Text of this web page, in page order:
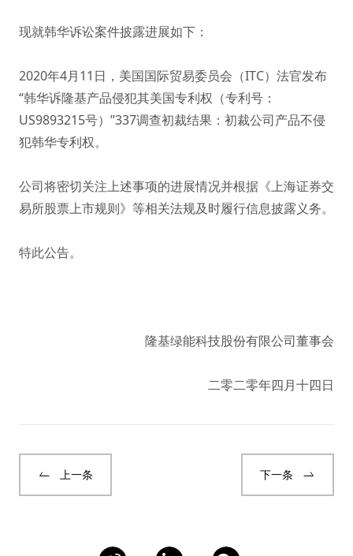
现就韩华诉讼案件披露进展如下：
2020年4月11日，美国国际贸易委员会（ITC）法官发布
“韩华诉隆基产品侵犯其美国专利权（专利号：
US9893215号）”337调查初裁结果：初裁公司产品不侵
犯韩华专利权。
公司将密切关注上述事项的进展情况并根据《上海证券交
易所股票上市规则》等相关法规及时履行信息披露义务。
特此公告。
隆基绿能科技股份有限公司董事会
二零二零年四月十四日
上一条 下一条